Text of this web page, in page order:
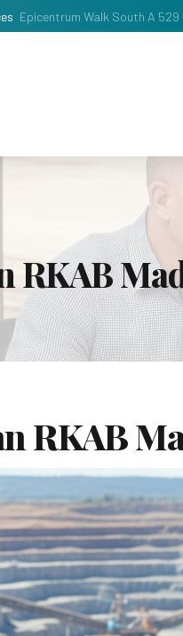
Epicentrum Walk South A 529
RKAB
RKAB